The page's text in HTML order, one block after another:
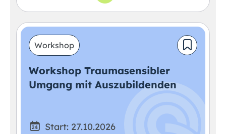
Workshop
Workshop Traumasensibler
Umgang mit Auszubildenden
Start: 27.10.2026